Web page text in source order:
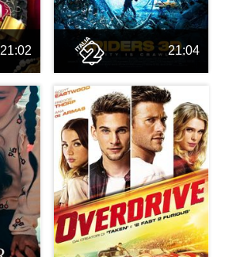
21:02 21:04